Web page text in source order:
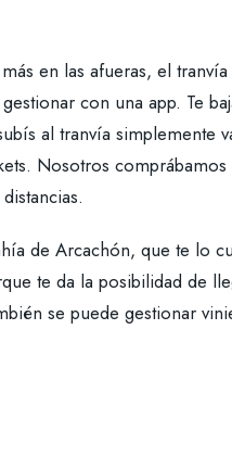
en las afueras, el tranvía
con una app. Te
al tranvía simplemente
Nosotros
de Arcachón, que te lo
te da la posibilidad de
se puede gestionar